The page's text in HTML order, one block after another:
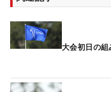
くペースをつかめなか
たい。試合を重ねながら
こからガラリと変化する
そのなかで、初戦を迎え
大会初日の組